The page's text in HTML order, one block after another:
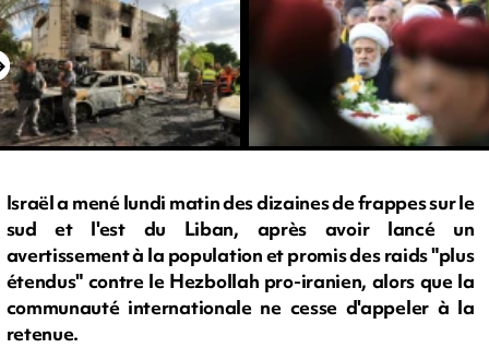
Israël a mené lundi matin des dizaines de frappes sur le
sud et l'est du Liban, après avoir lancé un
avertissement à la population et promis des raids "plus
étendus" contre le Hezbollah pro-iranien, alors que la
communauté internationale ne cesse d'appeler à la
retenue.